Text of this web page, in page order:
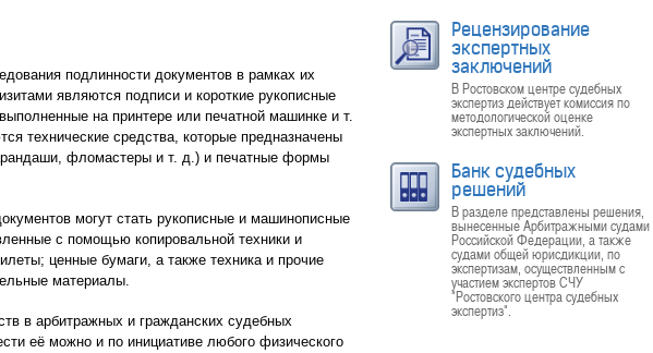
подлинности документов в рамках их
являются подписи и короткие рукописные
на принтере или печатной машинке и т.
технические средства, которые предназначены
фломастеры и т. д.) и печатные формы
могут стать рукописные и машинописные
с помощью копировальной техники и
ценные бумаги, а также техника и прочие
материалы.
в арбитражных и гражданских судебных
её можно и по инициативе любого физического
Рецензирование
экспертных
заключений
В Ростовском центре судебных
экспертиз действует комиссия по
методологической оценке
экспертных заключений.
Банк судебных
решений
В разделе представлены решения,
вынесенные Арбитражными судами
Российской Федерации, а также
судами общей юрисдикции, по
экспертизам, осуществленным с
участием экспертов СЧУ
"Ростовского центра судебных
экспертиз".